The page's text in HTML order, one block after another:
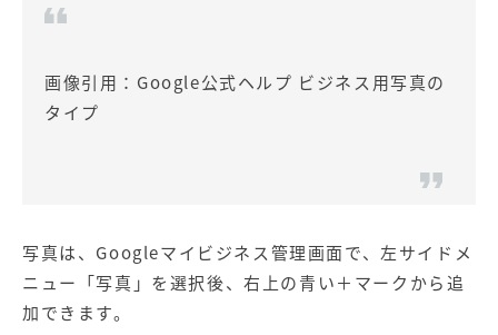
画像引用： Google公式ヘルプ ビジネス用写真の
タイプ
写真は、Googleマイビジネス管理画面で、左サイドメ
ニュー「写真」を選択後、右上の青い＋マークから追
加できます。